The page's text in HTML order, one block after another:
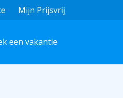
Mijn Prijsvrij
een vakantie